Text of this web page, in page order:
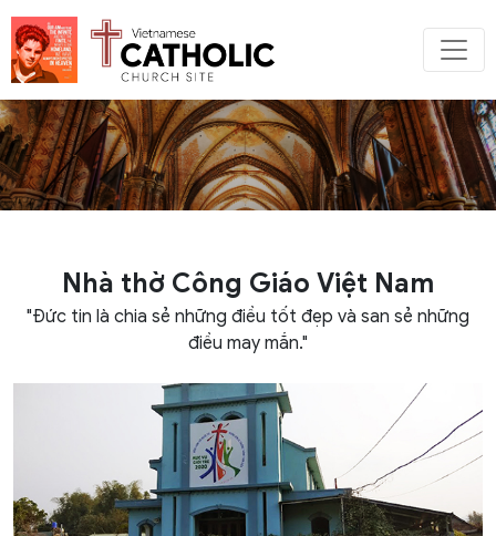
Nhà thờ Công Giáo Việt Nam
"Đức tin là chia sẻ những điều tốt đẹp và san sẻ những
điều may mắn."